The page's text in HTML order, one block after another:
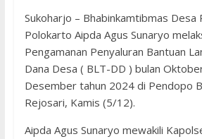
Sukoharjo – Bhabinkamtibmas Desa
Polokarto Aipda Agus Sunaryo
Pengamanan Penyaluran Bantuan
Dana Desa ( BLT-DD ) bulan
Desember tahun 2024 di Pendopo
Rejosari, Kamis (5/12).
Aipda Agus Sunaryo mewakili